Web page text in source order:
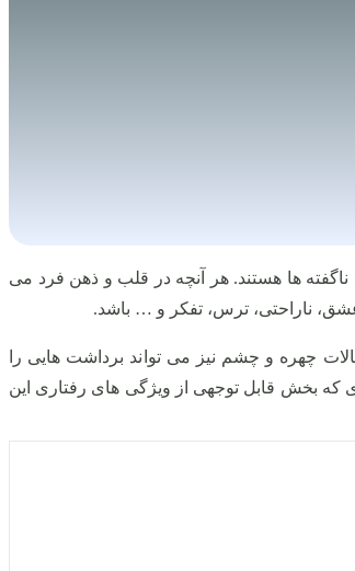
ها هستند. هر آنچه در قلب و ذهن فرد می
ناراحتی، ترس، تفکر و … باشد.
چهره و چشم نیز می تواند برداشت هایی را
که بخش قابل توجهی از ویژگی های رفتاری این